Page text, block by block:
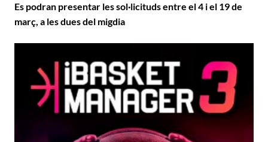
Es podran presentar les sol·licituds entre el 4 i el 19 de
març, a les dues del migdia